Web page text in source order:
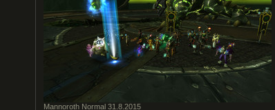
Mannoroth Normal 31.8.2015